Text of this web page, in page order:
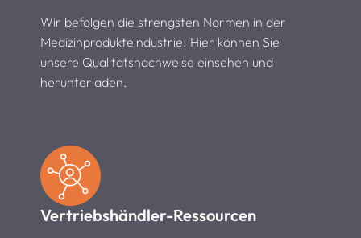
Wir befolgen die strengsten Normen in der
Medizinprodukteindustrie. Hier können Sie
unsere Qualitätsnachweise einsehen und
herunterladen.
Vertriebshändler-Ressourcen